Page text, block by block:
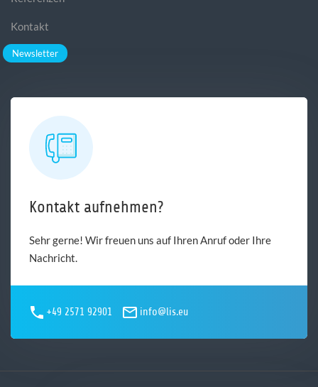
Kontakt
Newsletter
Kontakt aufnehmen?
Sehr gerne! Wir freuen uns auf Ihren Anruf oder Ihre
Nachricht.
+49 2571 92901 info@lis.eu